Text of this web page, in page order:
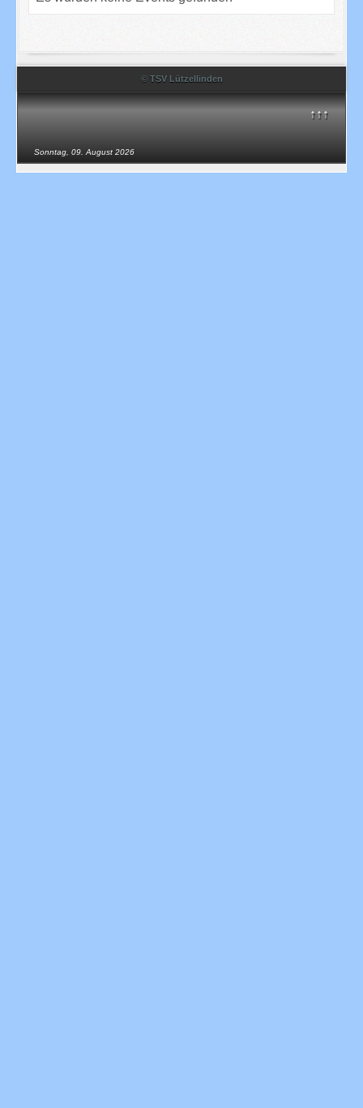
© TSV Lützellinden
↑↑↑
Sonntag, 09. August 2026